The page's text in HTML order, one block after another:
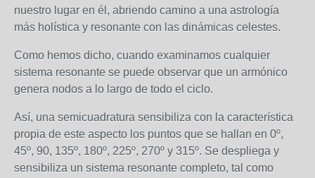
nuestro lugar en él, abriendo camino a una astrología
más holística y resonante con las dinámicas celestes.
Como hemos dicho, cuando examinamos cualquier
sistema resonante se puede observar que un armónico
genera nodos a lo largo de todo el ciclo.
Así, una semicuadratura sensibiliza con la característica
propia de este aspecto los puntos que se hallan en 0º,
45º, 90, 135º, 180º, 225º, 270º y 315º. Se despliega y
sensibiliza un sistema resonante completo, tal como